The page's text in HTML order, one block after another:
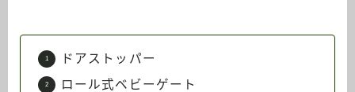
ドアストッパー
ロール式ベビーゲート